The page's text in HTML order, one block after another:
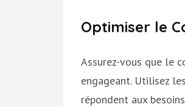
Optimiser le
Assurez-vous que le
engageant. Utilisez
répondent aux